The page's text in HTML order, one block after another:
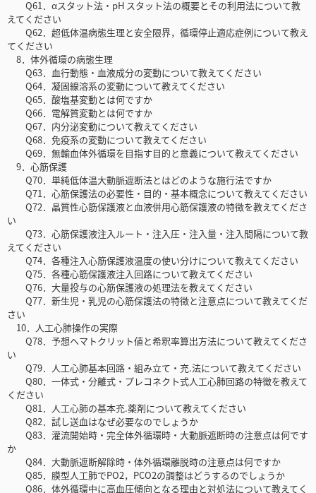
Q61．αスタット法・pH スタット法の概要とその利用法について教
えてください
Q62．超低体温病態生理と安全限界，循環停止適応症例について教え
てください
8．体外循環の病態生理
Q63．血行動態・血液成分の変動について教えてください
Q64．凝固線溶系の変動について教えてください
Q65．酸塩基変動とは何ですか
Q66．電解質変動とは何ですか
Q67．内分泌変動について教えてください
Q68．免疫系の変動について教えてください
Q69．無輸血体外循環を目指す目的と意義について教えてください
9．心筋保護
Q70．単純低体温大動脈遮断法とはどのような施行法ですか
Q71．心筋保護法の必要性・目的・基本概念について教えてください
Q72．晶質性心筋保護液と血液併用心筋保護液の特徴を教えてくださ
い
Q73．心筋保護液注入ルート・注入圧・注入量・注入間隔について教
えてください
Q74．各種注入心筋保護液温度の使い分けについて教えてください
Q75．各種心筋保護液注入回路について教えてください
Q76．大量投与の心筋保護液の処理法を教えてください
Q77．新生児・乳児の心筋保護法の特徴と注意点について教えてくだ
さい
10．人工心肺操作の実際
Q78．予想ヘマトクリット値と希釈率算出方法について教えてくださ
い
Q79．人工心肺基本回路・組み立て・充.法について教えてください
Q80．一体式・分離式・プレコネクト式人工心肺回路の特徴を教えて
ください
Q81．人工心肺の基本充.薬剤について教えてください
Q82．試し送血はなぜ必要なのでしょうか
Q83．灌流開始時・完全体外循環時・大動脈遮断時の注意点は何です
か
Q84．大動脈遮断解除時・体外循環離脱時の注意点は何ですか
Q85．膜型人工肺でPO2，PCO2の調整はどうするのでしょうか
Q86．体外循環中に高血圧傾向となる理由と対処法について教えてく